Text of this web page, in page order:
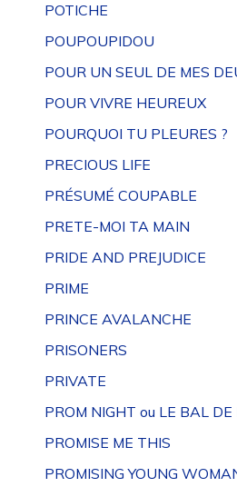
POTICHE
POUPOUPIDOU
POUR UN SEUL DE MES
POUR VIVRE HEUREUX
POURQUOI TU PLEURES ?
PRECIOUS LIFE
PRÉSUMÉ COUPABLE
PRETE-MOI TA MAIN
PRIDE AND PREJUDICE
PRIME
PRINCE AVALANCHE
PRISONERS
PRIVATE
PROM NIGHT ou LE BAL DE
PROMISE ME THIS
PROMISING YOUNG